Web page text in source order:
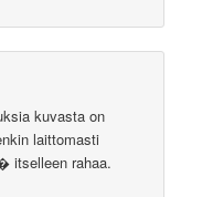
kuvasta on
laittomasti
itselleen rahaa.